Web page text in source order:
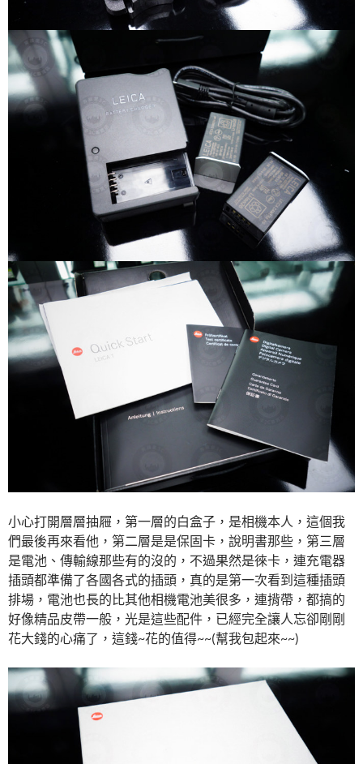
小心打開層層抽屜，第一層的白盒子，是相機本人，這個我
們最後再來看他，第二層是是保固卡，說明書那些，第三層
是電池、傳輸線那些有的沒的，不過果然是徠卡，連充電器
插頭都準備了各國各式的插頭，真的是第一次看到這種插頭
排場，電池也長的比其他相機電池美很多，連揹帶，都搞的
好像精品皮帶一般，光是這些配件，已經完全讓人忘卻剛剛
花大錢的心痛了，這錢~花的值得~~(幫我包起來~~)